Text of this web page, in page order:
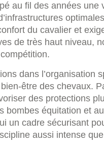
au fil des années une
du cavalier et
de très haut niveau,
dans l’organisation
être des chevaux.
des protections
bombes équitation et
un cadre sécurisant
aussi intense